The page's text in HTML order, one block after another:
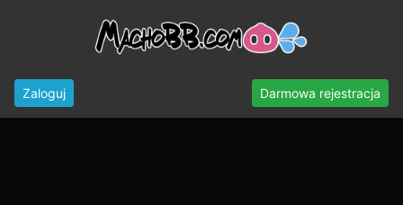
Zaloguj Darmowa rejestracja